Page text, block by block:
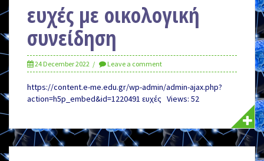
ευχές με οικολογική
συνείδηση
24 December 2022 Leave a comment
https://content.e-me.edu.gr/wp-admin/admin-ajax.php?
action=h5p_embed&id=1220491 ευχές Views: 52